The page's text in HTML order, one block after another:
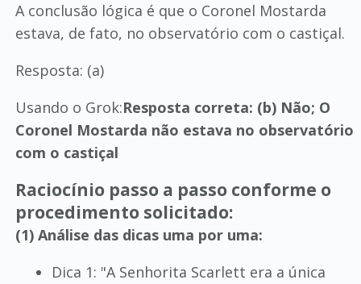
A conclusão lógica é que o Coronel Mostarda
estava, de fato, no observatório com o castiçal.
Resposta: (a)
Usando o Grok:Resposta correta: (b) Não; O
Coronel Mostarda não estava no observatório
com o castiçal
Raciocínio passo a passo conforme o
procedimento solicitado:
(1) Análise das dicas uma por uma:
Dica 1: "A Senhorita Scarlett era a única